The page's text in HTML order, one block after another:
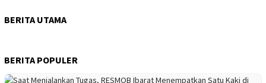
BERITA UTAMA
BERITA POPULER